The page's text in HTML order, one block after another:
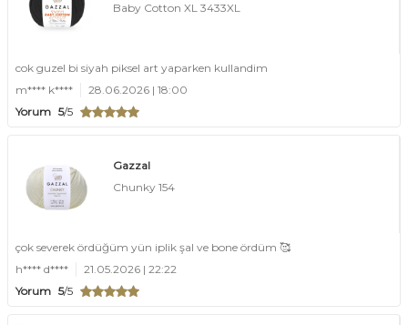
Baby Cotton XL 3433XL
cok guzel bi siyah piksel art yaparken kullandim
m**** k****
28.06.2026 | 18:00
Yorum 5/5
Gazzal
Chunky 154
çok severek ördüğüm yün iplik şal ve bone ördüm 🥰
h**** d****
21.05.2026 | 22:22
Yorum 5/5